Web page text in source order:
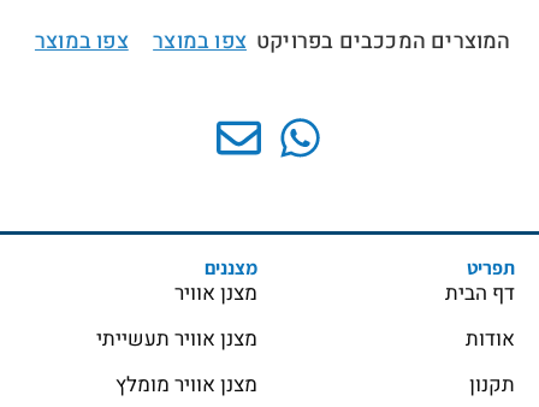
המוצרים המככבים בפרויקט צפו במוצר צפו במוצר
תפריט
דף הבית
אודות
תקנון
מצננים
מצנן אוויר
מצנן אוויר תעשייתי
מצנן אוויר מומלץ